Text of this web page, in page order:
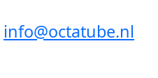
info@octatube.nl